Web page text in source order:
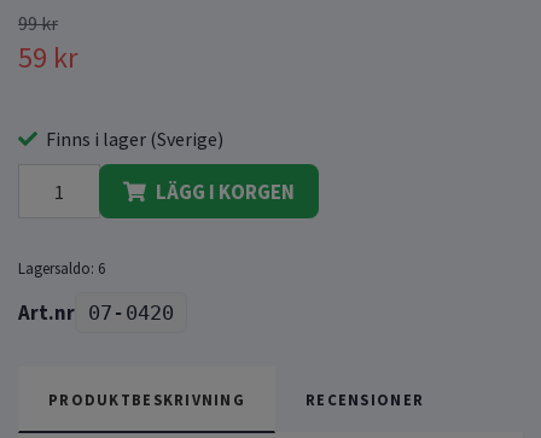
99 kr
59 kr
Finns i lager (Sverige)
LÄGG I KORGEN
Lagersaldo: 6
07-0420
PRODUKTBESKRIVNING RECENSIONER